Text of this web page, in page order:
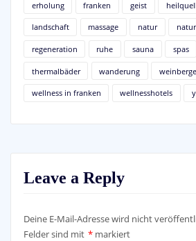
erholung franken geist
landschaft massage natur
regeneration ruhe sauna spas
thermalbäder wanderung weinberge
wellness in franken wellnesshotels
Leave a Reply
Deine E-Mail-Adresse wird nicht
Felder sind mit * markiert